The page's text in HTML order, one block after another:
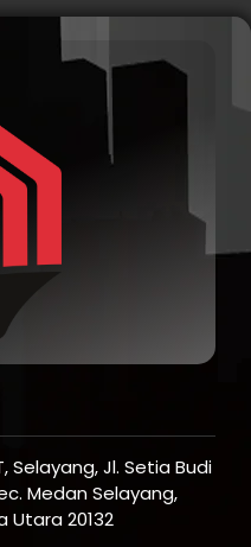
Selayang, Jl. Setia Budi
Medan Selayang,
Utara 20132